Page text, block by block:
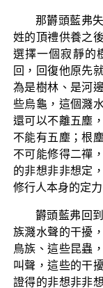
那欝頭藍弗
姓的頂禮供養之
選擇一個寂靜的
回，回復他原先
為是樹林、是河
些烏龜，這個濺
還可以不離五塵
不能有五塵；根
不可能修得二禪
的非想非非想定
修行人本身的定
欝頭藍弗回
族濺水聲的干擾
鳥族、這些昆蟲
叫聲，這些的干
證得的非想非非